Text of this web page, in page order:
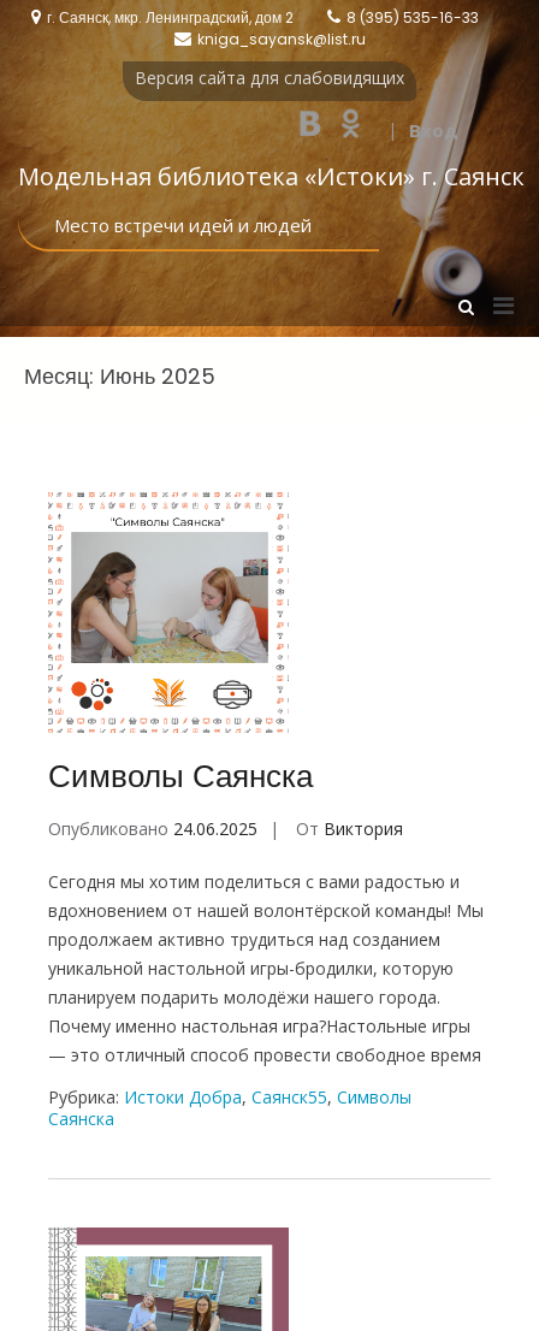
Перейтиг. Саянск, мкр. Ленинградский, дом 2
8 (395) 535-16-33
kniga_sayansk@list.ru
Версия сайта для слабовидящих
| Вход
Модельная библиотека «Истоки‎» г. Саянск
Место встречи идей и людей
Показать
форму
Месяц: Июнь 2025
Символы Саянска
Опубликовано 24.06.2025 От Виктория
Сегодня мы хотим поделиться с вами радостью и
вдохновением от нашей волонтёрской команды! Мы
продолжаем активно трудиться над созданием
уникальной настольной игры-бродилки, которую
планируем подарить молодёжи нашего города.
Почему именно настольная игра?Настольные игры
— это отличный способ провести свободное время
Рубрика: Истоки Добра, Саянск55, Символы
Саянска